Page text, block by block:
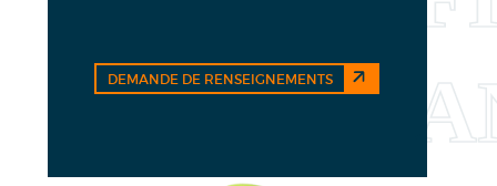
DEMANDE DE RENSEIGNEMENTS